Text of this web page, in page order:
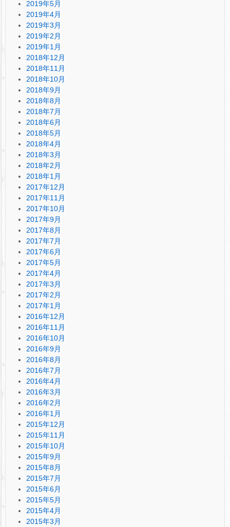
2019年5月
2019年4月
2019年3月
2019年2月
2019年1月
2018年12月
2018年11月
2018年10月
2018年9月
2018年8月
2018年7月
2018年6月
2018年5月
2018年4月
2018年3月
2018年2月
2018年1月
2017年12月
2017年11月
2017年10月
2017年9月
2017年8月
2017年7月
2017年6月
2017年5月
2017年4月
2017年3月
2017年2月
2017年1月
2016年12月
2016年11月
2016年10月
2016年9月
2016年8月
2016年7月
2016年4月
2016年3月
2016年2月
2016年1月
2015年12月
2015年11月
2015年10月
2015年9月
2015年8月
2015年7月
2015年6月
2015年5月
2015年4月
2015年3月